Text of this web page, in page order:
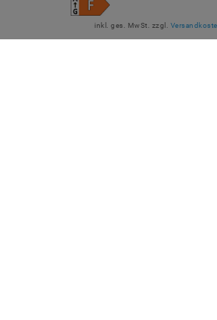
inkl. ges. MwSt. zzgl.